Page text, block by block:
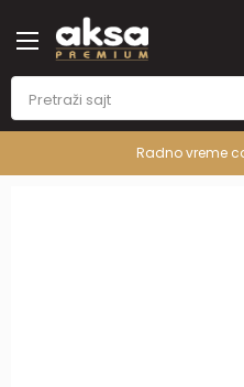
Radno vreme